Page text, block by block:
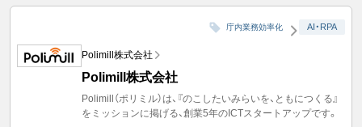
庁内業務効率化 AI・RPA
Polimill株式会社
Polimill株式会社
Polimill（ポリミル）は、『のこしたいみらいを、ともにつくる』
をミッションに掲げる、創業5年のICTスタートアップです。